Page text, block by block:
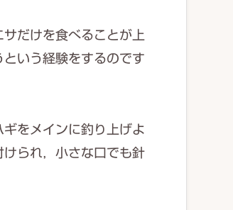
だけを食べることが上
いう経験をするのです
をメインに釣り上げよ
られ，小さな口でも針